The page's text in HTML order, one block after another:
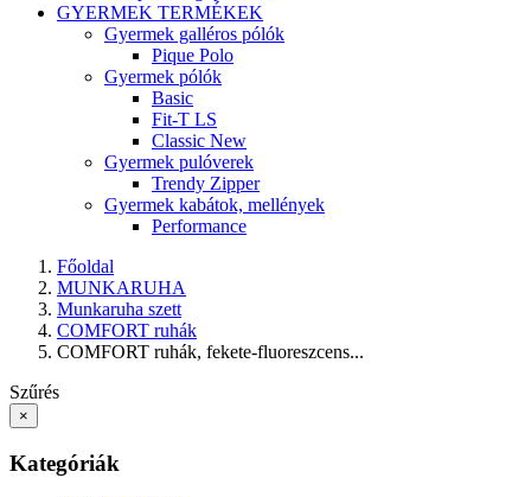
GYERMEK TERMÉKEK
Gyermek galléros pólók
Pique Polo
Gyermek pólók
Basic
Fit-T LS
Classic New
Gyermek pulóverek
Trendy Zipper
Gyermek kabátok, mellények
Performance
Főoldal
MUNKARUHA
Munkaruha szett
COMFORT ruhák
COMFORT ruhák, fekete-fluoreszcens...
Szűrés
×
Kategóriák